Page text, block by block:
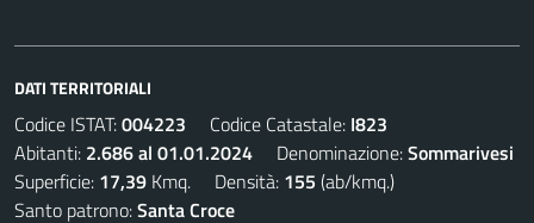
DATI TERRITORIALI
Codice ISTAT:004223 Codice Catastale: I823
Abitanti: 2.686 al 01.01.2024 Denominazione:Sommarivesi
Superficie: 17,39 Kmq. Densità: 155 (ab/kmq.)
Santo patrono:Santa Croce